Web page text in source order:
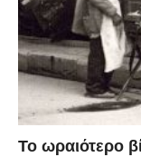
Το ωραιότερο